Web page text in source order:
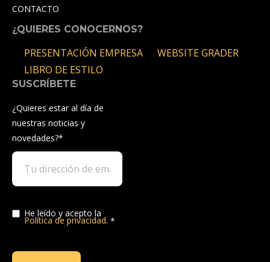
CONTACTO
¿QUIERES CONOCERNOS?
PRESENTACIÓN EMPRESA
WEBSITE GRADER
LIBRO DE ESTILO
SUSCRÍBETE
¿Quieres estar al día de
nuestras noticias y
novedades?*
He leído y acepto la
Política de privacidad. *